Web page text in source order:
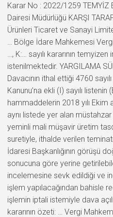
Karar No : 2022/1259 TEMYİZ
Dairesi Müdürlüğü KARŞI
Ürünleri Ticaret ve Sanayi
… Bölge İdare Mahkemesi
…, K:… sayılı kararının
istenilmektedir. YARGILAMA
Davacının ithal ettiği 4760
Kanunu’na ekli (I) sayılı
hammaddelerin 2018 yılı Ekim
aynı listede yer alan müstahzar
yeminli mali müşavir üretim
suretiyle, ithalde verilen
İdaresi Başkanlığının görüşü
sonucuna göre yerine
incelemesine sevk edildiği ve
işlem yapılacağından bahisle
işlemin iptali istemiyle dava
kararının özeti: … Vergi